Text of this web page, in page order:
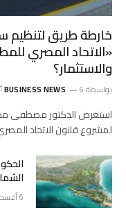
خارطة طريق لتنظيم
«الاتحاد المصري
والاستثمار؟
بواسطة BUSINESS NEWS 6 أغسطس، 2026
استعرض الدكتور مصطفى
لمشروع قانون الاتحاد
6 أغسطس، 2026